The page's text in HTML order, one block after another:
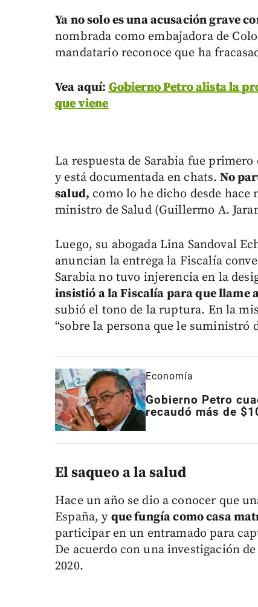
Ya no solo es una acusación grave
nombrada como embajadora de
mandatario reconoce que ha
Vea aquí:Gobierno Petro alista la
que viene
La respuesta de Sarabia fue
y está documentada en chats. No
salud, como lo he dicho desde hace
ministro de Salud (Guillermo A.
Luego, su abogada Lina Sandoval
anuncian la entrega la Fiscalía
Sarabia no tuvo injerencia en la
insistió a la Fiscalía para que llame
subió el tono de la ruptura. En la
“sobre la persona que le suministró
Economía
Gobierno Petro
recaudó más de
El saqueo a la salud
Hace un año se dio a conocer que
España, y que fungía como casa
participar en un entramado para
De acuerdo con una investigación de
2020.